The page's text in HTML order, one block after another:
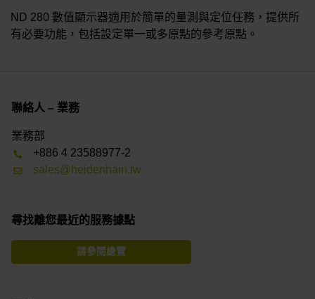
ND 280 數值顯示器適用於簡單的量測與定位任務，提供所
有必要功能，包括設定單一或多原點的參考原點。
聯絡人 – 業務
業務部
+886 4 23588977-2
sales@heidenhain.tw
尋找離您最近的服務據點
請參閱總覽